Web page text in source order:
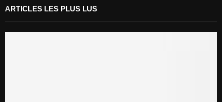
ARTICLES LES PLUS LUS